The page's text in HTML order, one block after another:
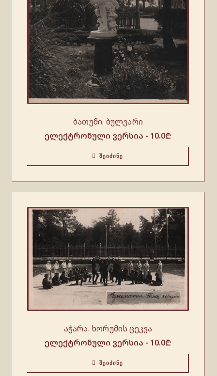
ბათუმი. ბულვარი
ელექტრონული ვერსია - 10.0₾
ᲨᲔᲘᲫᲘᲜᲔ
აჭარა. ხორუმის ცეკვა
ელექტრონული ვერსია - 10.0₾
ᲨᲔᲘᲫᲘᲜᲔ